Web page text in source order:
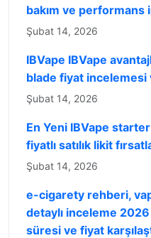
bakım ve performans
Şubat 14, 2026
IBVape IBVape
blade fiyat incelemesi
Şubat 14, 2026
En Yeni IBVape
fiyatlı satılık likit
Şubat 14, 2026
e-cigarety rehberi,
detaylı inceleme
süresi ve fiyat